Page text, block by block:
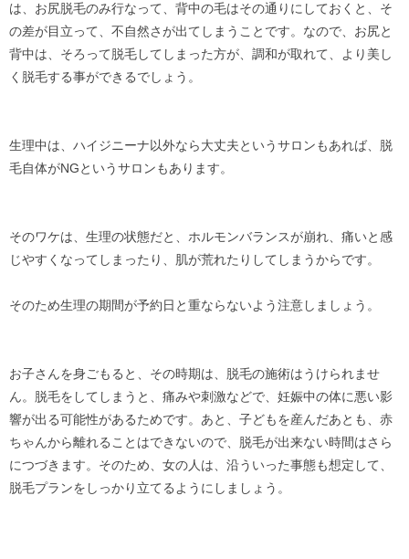
は、お尻脱毛のみ行なって、背中の毛はその通りにしておくと、そ
の差が目立って、不自然さが出てしまうことです。なので、お尻と
背中は、そろって脱毛してしまった方が、調和が取れて、より美し
く脱毛する事ができるでしょう。
生理中は、ハイジニーナ以外なら大丈夫というサロンもあれば、脱
毛自体がNGというサロンもあります。
そのワケは、生理の状態だと、ホルモンバランスが崩れ、痛いと感
じやすくなってしまったり、肌が荒れたりしてしまうからです。
そのため生理の期間が予約日と重ならないよう注意しましょう。
お子さんを身ごもると、その時期は、脱毛の施術はうけられませ
ん。脱毛をしてしまうと、痛みや刺激などで、妊娠中の体に悪い影
響が出る可能性があるためです。あと、子どもを産んだあとも、赤
ちゃんから離れることはできないので、脱毛が出来ない時間はさら
につづきます。そのため、女の人は、沿ういった事態も想定して、
脱毛プランをしっかり立てるようにしましょう。